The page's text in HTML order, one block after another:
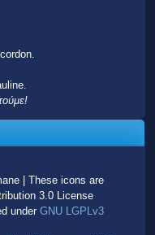
| These icons are
3.0 License
under GNU LGPLv3